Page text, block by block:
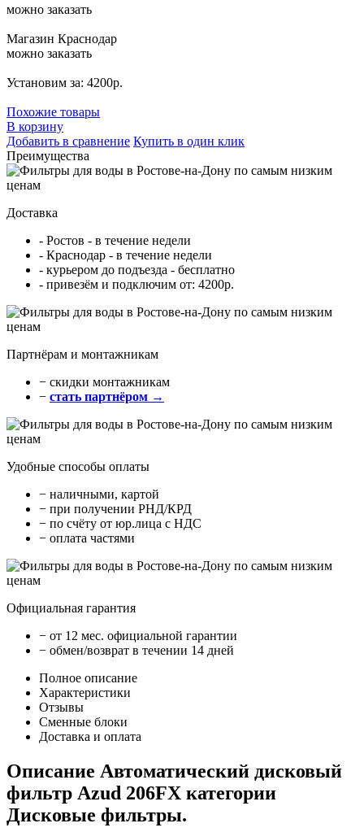
можно заказать
Магазин Краснодар
можно заказать
Установим за: 4200р.
Похожие товары
В корзину
Добавить в сравнение Купить в один клик
Преимущества
Доставка
- Ростов - в течение недели
- Краснодар - в течение недели
- курьером до подъезда - бесплатно
- привезём и подключим от: 4200р.
Партнёрам и монтажникам
− cкидки монтажникам
− стать партнёром →
Удобные способы оплаты
− наличными, картой
− при получении РНД/КРД
− по счёту от юр.лица с НДС
− оплата частями
Официальная гарантия
− от 12 мес. официальной гарантии
− обмен/возврат в течении 14 дней
Полное описание
Характеристики
Отзывы
Сменные блоки
Доставка и оплата
Описание Автоматический дисковый
фильтр Azud 206FX категории
Дисковые фильтры.